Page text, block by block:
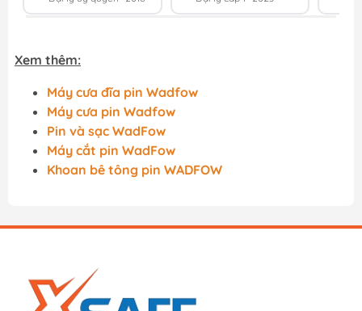
Xem thêm:
Máy cưa đĩa pin Wadfow
Máy cưa pin Wadfow
Pin và sạc WadFow
Máy cắt pin WadFow
Khoan bê tông pin WADFOW